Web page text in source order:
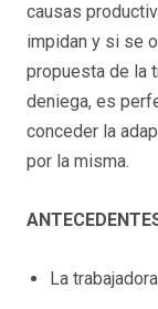
causas
impidan y si se
propuesta de la
deniega, es
conceder la
por la misma.
La